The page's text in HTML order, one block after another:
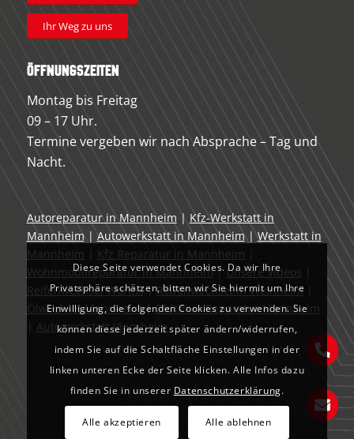
Ihr Weg zu uns
Öffnungszeiten
Montag bis Freitag
09 – 17 Uhr.
Termine vergeben wir nach Absprache – Tag und
Nacht.
Autoreparatur in Mannheim | Kfz-Werkstatt in
Mannheim|Autowerkstatt in Mannheim|Werkstatt in
Mannheim
Kfz Reparatur in Mannheim
Wohnmobilreparatur in Mannheim| Unsere Videos
Reifenwechsel Worms|Reifenwechsel in Weinheim|
Ölwechsel Mannheim|Oldtimer Reparatur Mannheim
Autowerkstatt Viernheim
Diese Seite verwendet Cookies. Da wir Ihre
Privatsphäre schätzen, bitten wir Sie hiermit um Ihre
Einwilligung, die folgenden Cookies zu verwenden. Sie
können diese jederzeit später ändern/widerrufen,
indem Sie auf die Schaltfläche Einstellungen in der
linken unteren Ecke der Seite klicken. Alle Infos dazu
finden Sie in unserer Datenschutzerklärung.
Alle akzeptieren Alle ablehnen